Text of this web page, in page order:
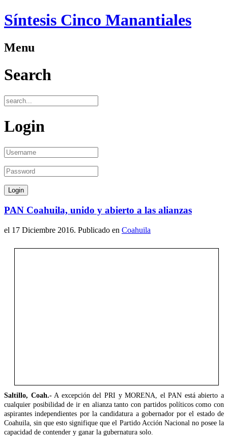
Síntesis Cinco Manantiales
Menu
Search
Login
PAN Coahuila, unido y abierto a las alianzas
el 17 Diciembre 2016. Publicado en Coahuila
Saltillo, Coah.-A excepción del PRI y MORENA, el PAN está abierto a
cualquier posibilidad de ir en alianza tanto con partidos políticos como con
aspirantes independientes por la candidatura a gobernador por el estado de
Coahuila, sin que esto signifique que el Partido Acción Nacional no posee la
capacidad de contender y ganar la gubernatura solo.